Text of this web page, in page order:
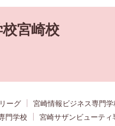
宮崎校
ーグ 宮崎情報ビジネス専門学
門学校
宮崎サザンビューティ